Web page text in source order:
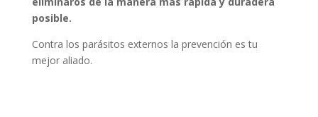
posible.
Contra los parásitos externos la prevención es tu
mejor aliado.